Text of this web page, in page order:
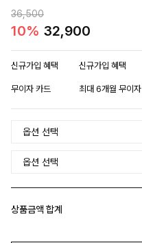
36,500
10% 32,900
신규가입 혜택 신규가입 혜택
무이자 카드 최대 6개월 무이자
상품금액 합계